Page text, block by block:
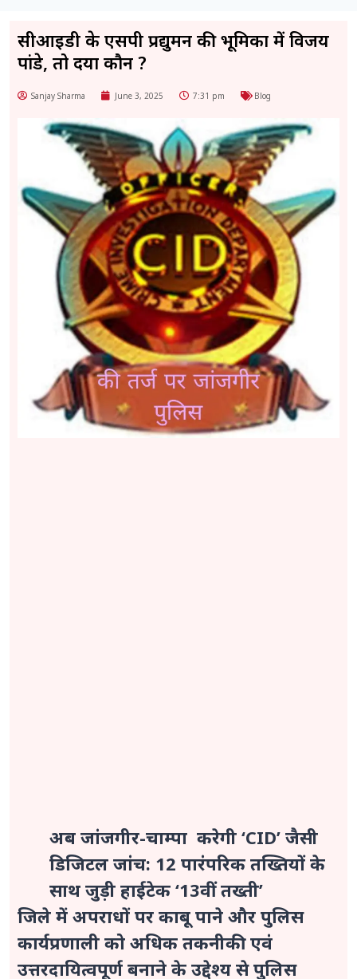
सीआईडी के एसपी प्रद्युमन की भूमिका में विजय
पांडे, तो दया कौन ?
Sanjay Sharma June 3, 2025 7:31 pm Blog
अब जांजगीर-चाम्पा ‎ करेगी ‘CID’ जैसी
डिजिटल जांच: 12 पारंपरिक तख्तियों के
साथ जुड़ी हाईटेक ‘13वीं तख्ती’
जिले में अपराधों पर काबू पाने और पुलिस
कार्यप्रणाली को अधिक तकनीकी एवं
उत्तरदायित्वपूर्ण बनाने के उद्देश्य से पुलिस